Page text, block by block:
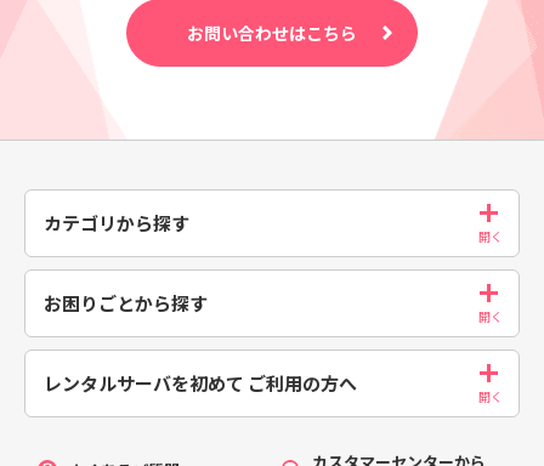
お問い合わせはこちら
カテゴリから探す
お困りごとから探す
レンタルサーバを初めて ご利用の方へ